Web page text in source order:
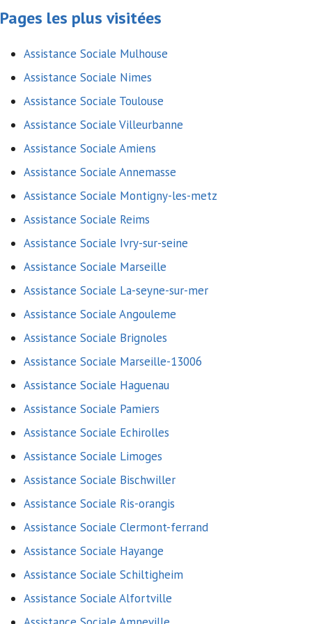
Pages les plus visitées
Assistance Sociale Mulhouse
Assistance Sociale Nimes
Assistance Sociale Toulouse
Assistance Sociale Villeurbanne
Assistance Sociale Amiens
Assistance Sociale Annemasse
Assistance Sociale Montigny-les-metz
Assistance Sociale Reims
Assistance Sociale Ivry-sur-seine
Assistance Sociale Marseille
Assistance Sociale La-seyne-sur-mer
Assistance Sociale Angouleme
Assistance Sociale Brignoles
Assistance Sociale Marseille-13006
Assistance Sociale Haguenau
Assistance Sociale Pamiers
Assistance Sociale Echirolles
Assistance Sociale Limoges
Assistance Sociale Bischwiller
Assistance Sociale Ris-orangis
Assistance Sociale Clermont-ferrand
Assistance Sociale Hayange
Assistance Sociale Schiltigheim
Assistance Sociale Alfortville